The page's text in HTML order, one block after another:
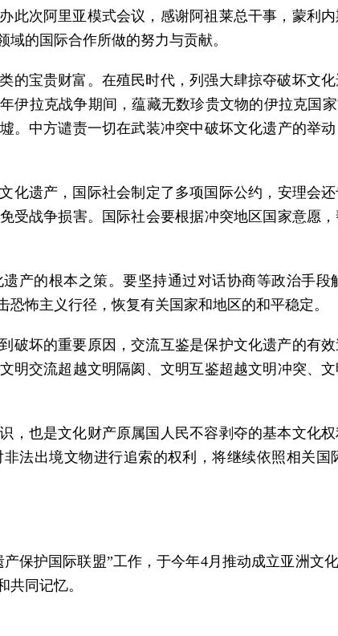
此次阿里亚模式会议，感谢阿祖莱总干事，蒙利
的国际合作所做的努力与贡献。
的宝贵财富。在殖民时代，列强大肆掠夺破坏文
伊拉克战争期间，蕴藏无数珍贵文物的伊拉克国
。中方谴责一切在武装冲突中破坏文化遗产的举
化遗产，国际社会制定了多项国际公约，安理会
受战争损害。国际社会要根据冲突地区国家意愿
产的根本之策。要坚持通过对话协商等政治手
怖主义行径，恢复有关国家和地区的和平稳定。
破坏的重要原因，交流互鉴是保护文化遗产的有
明交流超越文明隔阂、文明互鉴超越文明冲突、
，也是文化财产原属国人民不容剥夺的基本文化
法出境文物进行追索的权利，将继续依照相关
保护国际联盟”工作，于今年4月推动成立亚洲文
同记忆。